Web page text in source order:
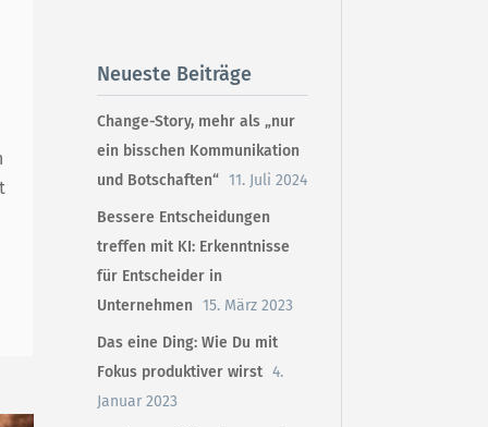
Neueste Beiträge
Change-Story, mehr als „nur
ein bisschen Kommunikation
und Botschaften“ 11. Juli 2024
Bessere Entscheidungen
treffen mit KI: Erkenntnisse
für Entscheider in
Unternehmen 15. März 2023
Das eine Ding: Wie Du mit
Fokus produktiver wirst 4.
Januar 2023